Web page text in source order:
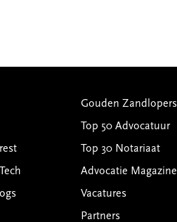
Gouden Zandlopers
Top 50 Advocatuur
Top 30 Notariaat
Advocatie Magazine
Vacatures
Partners